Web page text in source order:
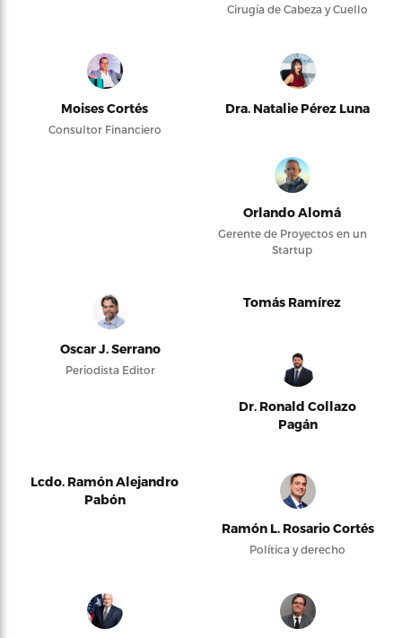
Cirugía de Cabeza y Cuello
Moises Cortés
Consultor Financiero
Dra. Natalie Pérez Luna
Orlando Alomá
Gerente de Proyectos en un
Startup
Oscar J. Serrano
Periodista Editor
Tomás Ramírez
Dr. Ronald Collazo
Pagán
Lcdo. Ramón Alejandro
Pabón
Ramón L. Rosario Cortés
Política y derecho